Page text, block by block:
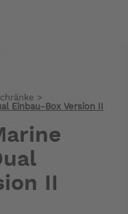
>
Einbau-Box Version II
II